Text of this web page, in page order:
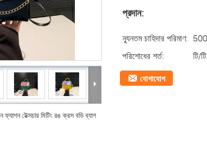
টেক্সচার মিটিং রঙ ক্রস বডি ব্যাগ
প্রদান:
ন্যূনতম চাহিদার পরিমাণ: 500
পরিশোধের শর্ত:
টি/
যোগাযোগ